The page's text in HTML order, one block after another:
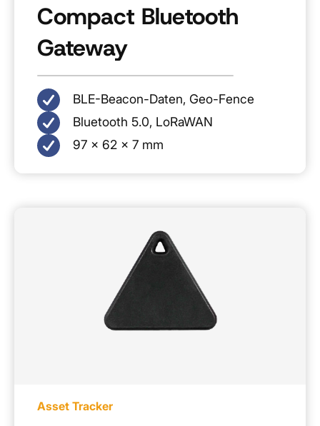
Compact Bluetooth
Gateway
BLE-Beacon-Daten, Geo-Fence
Bluetooth 5.0, LoRaWAN
97 × 62 × 7 mm
Asset Tracker